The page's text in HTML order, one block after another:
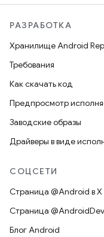
РАЗРАБОТКА
Хранилище Android
Требования
Как скачать код
Предпросмотр
Заводские образы
Драйверы в виде
СОЦСЕТИ
Страница @Android в X
Страница
Блог Android